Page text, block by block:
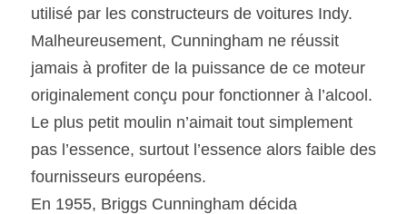
utilisé par les constructeurs de voitures Indy.
Malheureusement, Cunningham ne réussit
jamais à profiter de la puissance de ce moteur
originalement conçu pour fonctionner à l’alcool.
Le plus petit moulin n’aimait tout simplement
pas l’essence, surtout l’essence alors faible des
fournisseurs européens.
En 1955, Briggs Cunningham décida